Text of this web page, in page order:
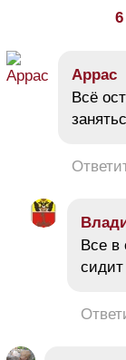
Аррас
Всё
Все в